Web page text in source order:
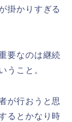
掛かりすぎる
要なのは継続
うこと。
が行おうと思
るとかなり時